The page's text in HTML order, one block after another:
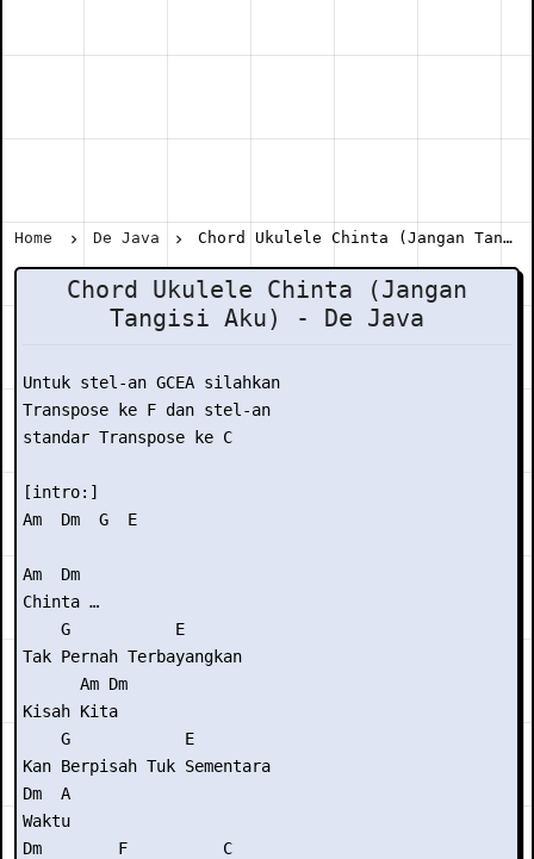
Home De Java Chord Ukulele Chinta (Jangan Tangisi Aku) - De Java
Chord Ukulele Chinta (Jangan
Tangisi Aku) - De Java
Untuk stel-an GCEA silahkan
Transpose ke F dan stel-an
standar Transpose ke C
[intro:]
Am  Dm  G  E
Am  Dm
Chinta …
    G           E
Tak Pernah Terbayangkan
      Am Dm
Kisah Kita
    G            E
Kan Berpisah Tuk Sementara
Dm  A
Waktu
Dm        F          C